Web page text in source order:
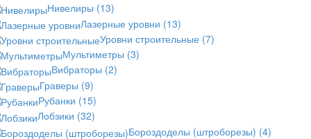
Нивелиры (13)
Лазерные уровни (13)
Уровни строительные (7)
Мультиметры (3)
Вибраторы (2)
Граверы (9)
Рубанки (15)
Лобзики (32)
Бороздоделы (штроборезы) (4)